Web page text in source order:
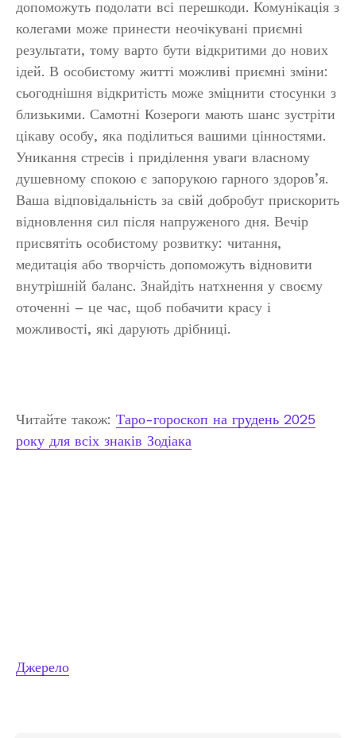
допоможуть подолати всі перешкоди. Комунікація з
колегами може принести неочікувані приємні
результати, тому варто бути відкритими до нових
ідей. В особистому житті можливі приємні зміни:
сьогоднішня відкритість може зміцнити стосунки з
близькими. Самотні Козероги мають шанс зустріти
цікаву особу, яка поділиться вашими цінностями.
Уникання стресів і приділення уваги власному
душевному спокою є запорукою гарного здоров’я.
Ваша відповідальність за свій добробут прискорить
відновлення сил після напруженого дня. Вечір
присвятіть особистому розвитку: читання,
медитація або творчість допоможуть відновити
внутрішній баланс. Знайдіть натхнення у своєму
оточенні – це час, щоб побачити красу і
можливості, які дарують дрібниці.
Читайте також: Таро-гороскоп на грудень 2025
року для всіх знаків Зодіака
Джерело